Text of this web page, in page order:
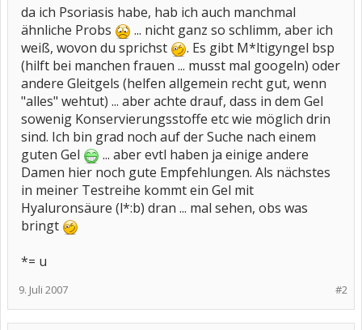
da ich Psoriasis habe, hab ich auch manchmal
ähnliche Probs
... nicht ganz so schlimm, aber ich
weiß, wovon du sprichst
. Es gibt M*ltigyngel bsp
(hilft bei manchen frauen ... musst mal googeln) oder
andere Gleitgels (helfen allgemein recht gut, wenn
"alles" wehtut) ... aber achte drauf, dass in dem Gel
sowenig Konservierungsstoffe etc wie möglich drin
sind. Ich bin grad noch auf der Suche nach einem
guten Gel
... aber evtl haben ja einige andere
Damen hier noch gute Empfehlungen. Als nächstes
in meiner Testreihe kommt ein Gel mit
Hyaluronsäure (l*:b) dran ... mal sehen, obs was
bringt
*= u
#2
9. Juli 2007